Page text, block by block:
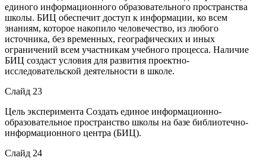
единого информационного образовательного пространства
школы. БИЦ обеспечит доступ к информации, ко всем
знаниям, которое накопило человечество, из любого
источника, без временных, географических и иных
ограничений всем участникам учебного процесса. Наличие
БИЦ создаст условия для развития проектно-
исследовательской деятельности в школе.
Слайд 23
Цель эксперимента Создать единое информационно-
образовательное пространство школы на базе библиотечно-
информационного центра (БИЦ).
Слайд 24